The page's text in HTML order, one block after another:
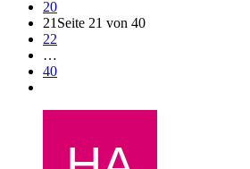
20
21 Seite 21 von 40
22
…
40